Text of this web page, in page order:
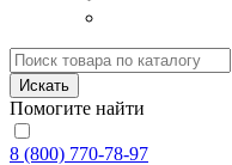
Искать
Помогите найти
8 (800) 770-78-97